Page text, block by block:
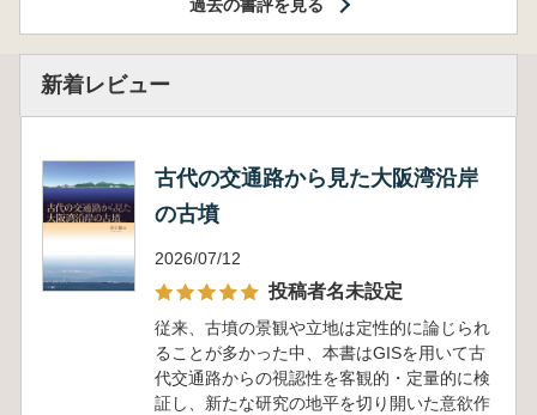
過去の書評を見る
新着レビュー
古代の交通路から見た大阪湾沿岸
の古墳
2026/07/12
投稿者名未設定
従来、古墳の景観や立地は定性的に論じられ
ることが多かった中、本書はGISを用いて古
代交通路からの視認性を客観的・定量的に検
証し、新たな研究の地平を切り開いた意欲作